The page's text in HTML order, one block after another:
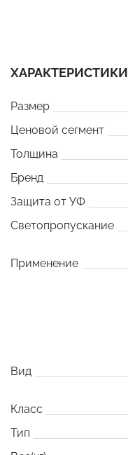
ХАРАКТЕРИСТИКИ
Размер
Ценовой сегмент
Толщина
Бренд
Защита от УФ
Светопропускание
Применение
Вид
Класс
Тип